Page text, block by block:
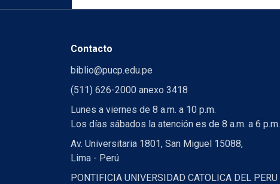
Contacto
biblio@pucp.edu.pe
(511) 626-2000 anexo 3418
Lunes a viernes de 8 a.m. a 10 p.m.
Los días sábados la atención es de 8 a.m. a 6 p.m.
Av. Universitaria 1801, San Miguel 15088,
Lima - Perú
PONTIFICIA UNIVERSIDAD CATOLICA DEL PERU